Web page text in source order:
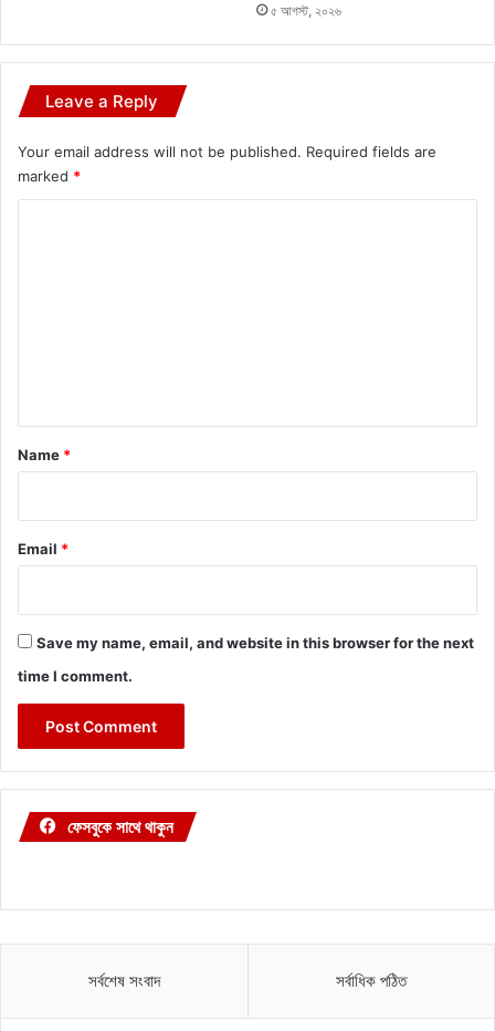
৫ আগস্ট, ২০২৬
Leave a Reply
Your email address will not be published. Required fields are
marked *
*
Name *
Email *
Save my name, email, and website in this browser for the next
time I comment.
ফেসবুকে সাথে থাকুন
সর্বশেষ সংবাদ সর্বাধিক পঠিত